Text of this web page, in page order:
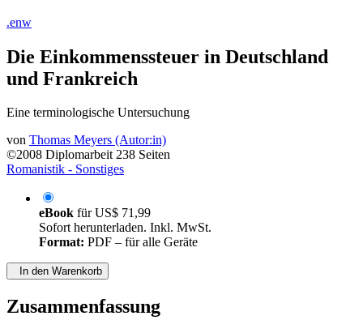
.enw
Die Einkommenssteuer in Deutschland
und Frankreich
Eine terminologische Untersuchung
von Thomas Meyers (Autor:in)
©2008 Diplomarbeit 238 Seiten
Romanistik - Sonstiges
eBook fürUS$ 71,99
Sofort herunterladen. Inkl. MwSt.
Format: PDF – für alle Geräte
In den Warenkorb
Zusammenfassung